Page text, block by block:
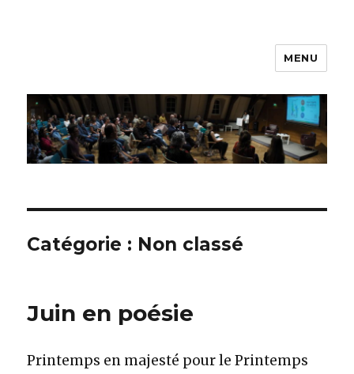
Luxembourg
MENU
Catégorie : Non classé
Juin en poésie
Printemps en majesté pour le Printemps